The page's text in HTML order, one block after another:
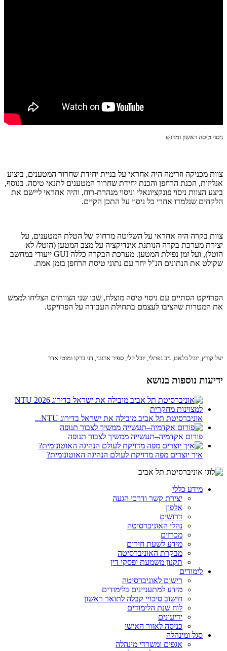
ניסוי טיסה ראשון ומרגש
צוות מכניקה וזרימה היה אחראי על בניית יחידת שחרור המטענים, ביצוע
אנליזות, הכנת הרחפן והכנת יחידת שחרור המטענים לתנאי טיסה. בנוסף,
ביצע הצוות ניסוי פונקציונאלי וניסוי מנהרת-רוח, והיה אחראי ליישם את
הלקחים שנלמדו אחרי כל ניסוי על התכן הקיים.
צוות בקרה היה אחראי על השליטה מרחוק של הטלת המטענים, על
יצירת מערכת בקרה הנותנת אינדיקציה על מצב המטען (הוטל/ לא
הוטל), ועל זמן נפילת המטען. מערכת הבקרה כללה GUI ייעודי במחשב
שקולט את הנתונים הנ"ל יחד עם נתוני טיסת הרחפן בזמן אמת.
הפרויקט הסתיים עם ניסוי טיסה מוצלח, שבו שני הצוותים הצליחו לממש
את המטרות שהציבו לעצמם בתחילת העבודה על הפרויקט.
יעל קורץ, יובל בלאט, ניב נפתלי, יובל קלי, ספיר ארגוני, דני ברקו ומוטי אדר
ידיעות נוספות בנושא
אוניברסיטת תל אביב מובילה את ישראל בדירוג NTU...
פורום אקדמיה–תעשייה ממשיך לצבור תנופה
איך יוצרים מפה מדויקת לעולם הנהיגה האוטונומית?
מידע כללי
יצירת קשר ודרכי הגעה
אלפון
דרושים
נהלי האוניברסיטה
מכרזים
מידע לשעת חירום
מבקרת האוניברסיטה
תקנון משמעת ופסקי דין
לימודים
רישום לאוניברסיטה
מידע למתעניינים בלימודים
חישוב סיכויי קבלה לתואר ראשון
לוח שנת הלימודים
ידיעונים
כניסה לאזור האישי
סגל ומינהלה
אגפים ומשרדי מינהלה